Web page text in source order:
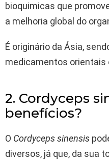
bioquimicas que
a melhoria global do
É originário da Ásia,
medicamentos orientais
2. Cordyceps
benefícios?
O Cordyceps sinensis
diversos, já que, da sua